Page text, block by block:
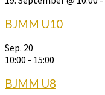
BJMM U10
Sep. 20
10:00 - 15:00
BJMM U8